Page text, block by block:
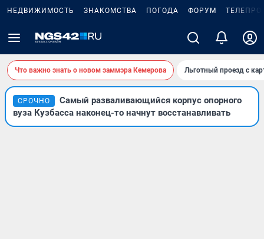
НЕДВИЖИМОСТЬ ЗНАКОМСТВА ПОГОДА ФОРУМ
Что важно знать о новом заммэра Кемерова Льготный проезд с
СРОЧНО
Самый разваливающийся корпус опорного
вуза Кузбасса наконец-то начнут восстанавливать